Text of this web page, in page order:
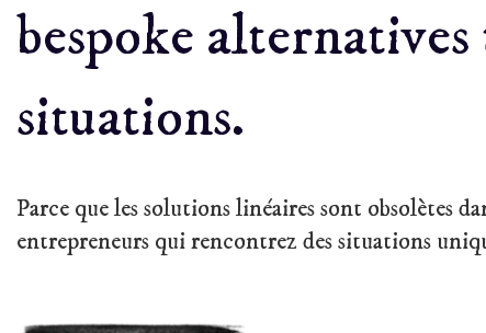
bespoke
situations.
Parce que les solutions linéaires sont obsolètes
entrepreneurs qui rencontrez des situations